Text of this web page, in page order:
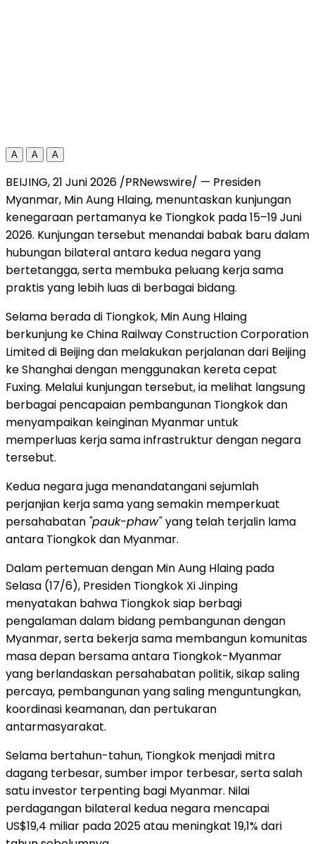
A A A
BEIJING, 21 Juni 2026 /PRNewswire/ — Presiden
Myanmar, Min Aung Hlaing, menuntaskan kunjungan
kenegaraan pertamanya ke Tiongkok pada 15–19 Juni
2026. Kunjungan tersebut menandai babak baru dalam
hubungan bilateral antara kedua negara yang
bertetangga, serta membuka peluang kerja sama
praktis yang lebih luas di berbagai bidang.
Selama berada di Tiongkok, Min Aung Hlaing
berkunjung ke China Railway Construction Corporation
Limited di Beijing dan melakukan perjalanan dari Beijing
ke Shanghai dengan menggunakan kereta cepat
Fuxing. Melalui kunjungan tersebut, ia melihat langsung
berbagai pencapaian pembangunan Tiongkok dan
menyampaikan keinginan Myanmar untuk
memperluas kerja sama infrastruktur dengan negara
tersebut.
Kedua negara juga menandatangani sejumlah
perjanjian kerja sama yang semakin memperkuat
persahabatan "pauk-phaw"yang telah terjalin lama
antara Tiongkok dan Myanmar.
Dalam pertemuan dengan Min Aung Hlaing pada
Selasa (17/6), Presiden Tiongkok Xi Jinping
menyatakan bahwa Tiongkok siap berbagi
pengalaman dalam bidang pembangunan dengan
Myanmar, serta bekerja sama membangun komunitas
masa depan bersama antara Tiongkok-Myanmar
yang berlandaskan persahabatan politik, sikap saling
percaya, pembangunan yang saling menguntungkan,
koordinasi keamanan, dan pertukaran
antarmasyarakat.
Selama bertahun-tahun, Tiongkok menjadi mitra
dagang terbesar, sumber impor terbesar, serta salah
satu investor terpenting bagi Myanmar. Nilai
perdagangan bilateral kedua negara mencapai
US$19,4 miliar pada 2025 atau meningkat 19,1% dari